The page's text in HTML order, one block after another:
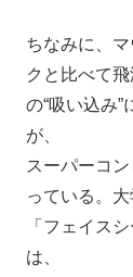
ちなみに、
クと比べて
の“吸い込み
が、
スーパーコ
っている。
「フェイス
は、